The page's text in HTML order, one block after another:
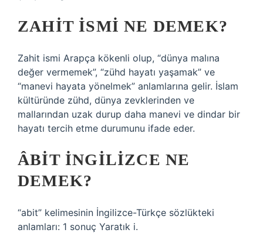
ZAHIT ISMI NE DEMEK?
Zahit ismi Arapça kökenli olup, “dünya malına
değer vermemek”, “zühd hayatı yaşamak” ve
“manevi hayata yönelmek” anlamlarına gelir. İslam
kültüründe zühd, dünya zevklerinden ve
mallarından uzak durup daha manevi ve dindar bir
hayatı tercih etme durumunu ifade eder.
ÂBIT INGILIZCE NE
DEMEK?
“abit” kelimesinin İngilizce-Türkçe sözlükteki
anlamları: 1 sonuç Yaratık i.